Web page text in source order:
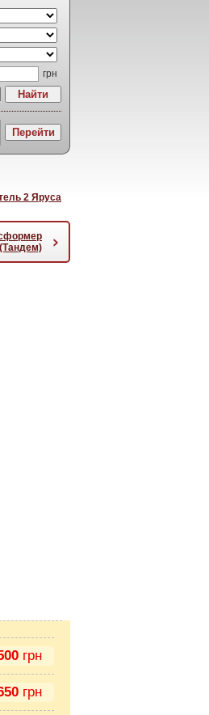
грн
2 Яруса
›
грн
грн